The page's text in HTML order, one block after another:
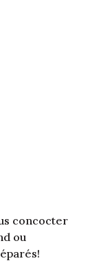
concocter
ou